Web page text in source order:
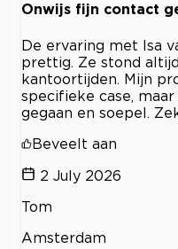
Onwijs fijn contact
De ervaring met Isa
prettig. Ze stond
kantoortijden. Mijn
specifieke case,
gegaan en soepel.
Beveelt aan
2 July 2026
Tom
Amsterdam